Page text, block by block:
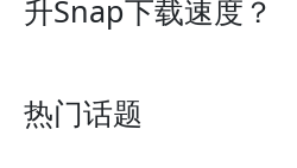
升Snap下载速度？
热门话题